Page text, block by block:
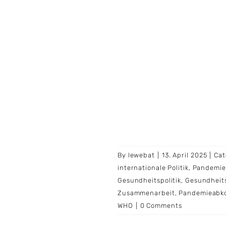
By lewebat 13. April 2025
internationale Politik,
Gesundheitspolitik,
Zusammenarbeit,
WHO
0 Comments